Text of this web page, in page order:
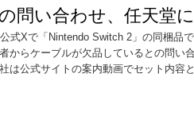
問い合わせ、任天堂
式Xで「Nintendo Switch 2」の同梱品
からケーブルが欠品しているとの問い
は公式サイトの案内動画でセット内容